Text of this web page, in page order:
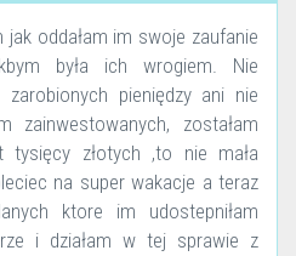
oddałam im swoje zaufanie
była ich wrogiem. Nie
pieniędzy ani nie
zainwestowanych, zostałam
tysięcy złotych ,to nie mała
na super wakacje a teraz
ktore im udostepniłam
i działam w tej sprawie z